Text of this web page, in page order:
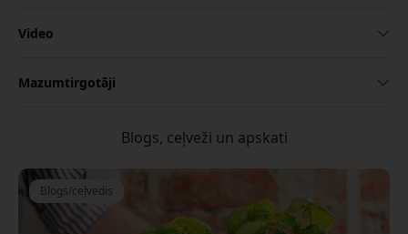
Video
Mazumtirgotāji
Blogs, ceļveži un apskati
Blogs/ceļvedis